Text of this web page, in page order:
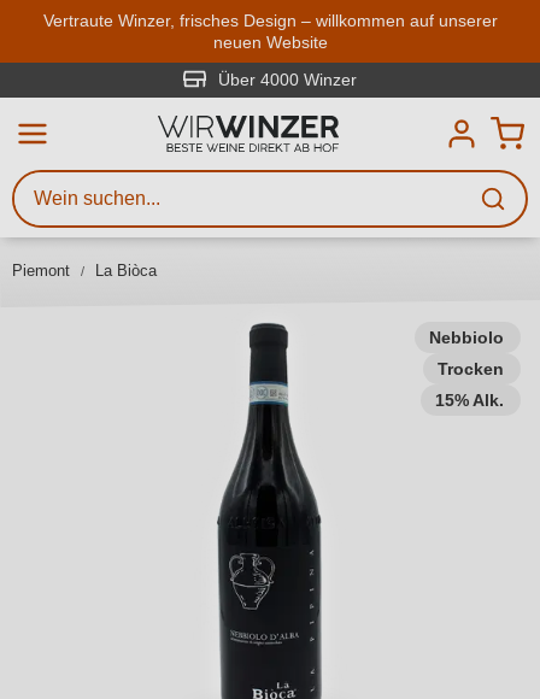
Zum Hauptinhalt springen
Vertraute Winzer, frisches Design – willkommen auf unserer
neuen Website
Über 4000 Winzer
Piemont La Biòca
Nebbiolo
Trocken
15% Alk.
Weinsuche
Mindestens 3 Zeichen eingeben
Beschreiben Sie, welchen Wein
Sie suchen – ob nach Geschmack,